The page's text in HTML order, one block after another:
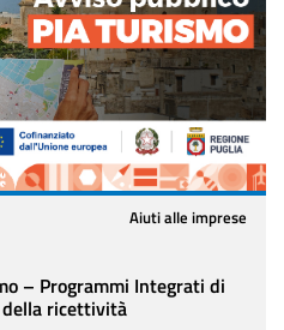
Aiuti alle imprese
– Programmi Integrati di
della ricettività